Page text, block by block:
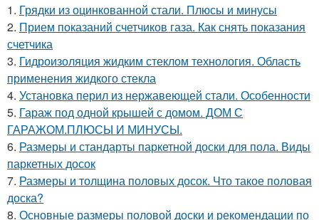
1. Грядки из оцинкованной стали. Плюсы и минусы
2. Прием показаний счетчиков газа. Как снять показания
счетчика
3. Гидроизоляция жидким стеклом технология. Область
применения жидкого стекла
4. Установка перил из нержавеющей стали. Особенности
5. Гараж под одной крышей с домом. ДОМ С
ГАРАЖОМ.ПЛЮСЫ И МИНУСЫ.
6. Размеры и стандарты паркетной доски для пола. Виды
паркетных досок
7. Размеры и толщина половых досок. Что такое половая
доска?
8. Основные размеры половой доски и рекомендации по